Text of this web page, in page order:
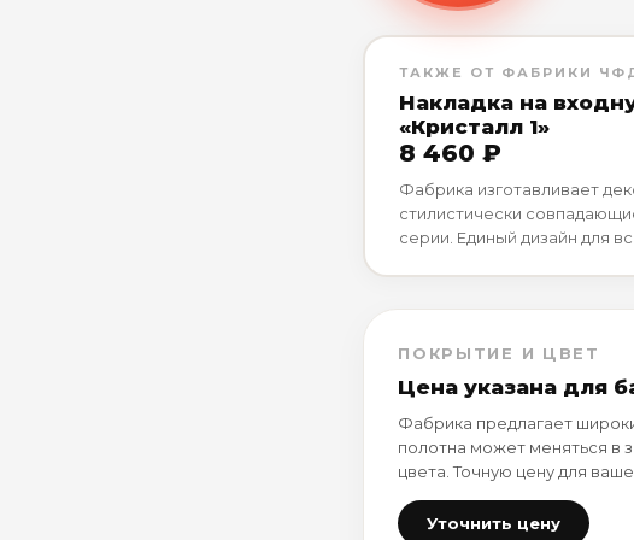
ТАКЖЕ ОТ ФАБРИКИ
Накладка на
«Кристалл 1»
8 460 ₽
Фабрика изготавливает
стилистически
серии. Единый дизайн для
ПОКРЫТИЕ И ЦВЕТ
Цена указана для
Фабрика предлагает
полотна может меняться в
цвета. Точную цену для
Уточнить цену